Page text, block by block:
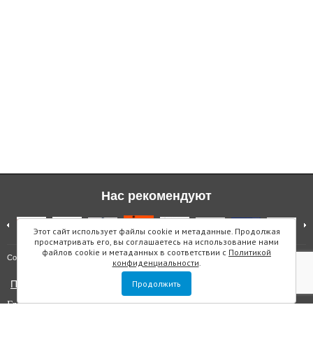
Этот сайт использует файлы cookie и метаданные. Продолжая
просматривать его, вы соглашаетесь на использование нами
файлов cookie и метаданных в соответствии с Политикой
конфиденциальности.
Продолжить
Нас рекомендуют
Copyright © "Инмарин" Карта сайта
Политика конфиденциальности
Главный редактор Маслова Е.О.